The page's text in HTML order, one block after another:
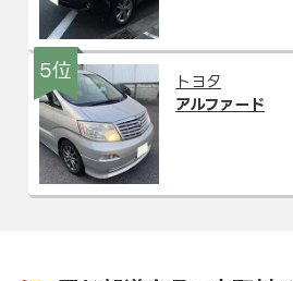
5位
トヨタ
アルファード